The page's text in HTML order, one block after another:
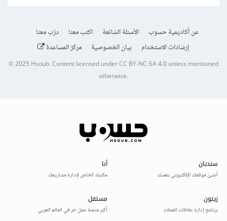
عن أكاديمية حسوب الأسئلة الشائعة اكتب معنا
درّب معنا
إرشادات الاستخدام
بيان الخصوصية مركز المساعدة
© 2025Hsoub.Content licensed underCC BY-NC-SA 4.0unless mentioned
otherwise.